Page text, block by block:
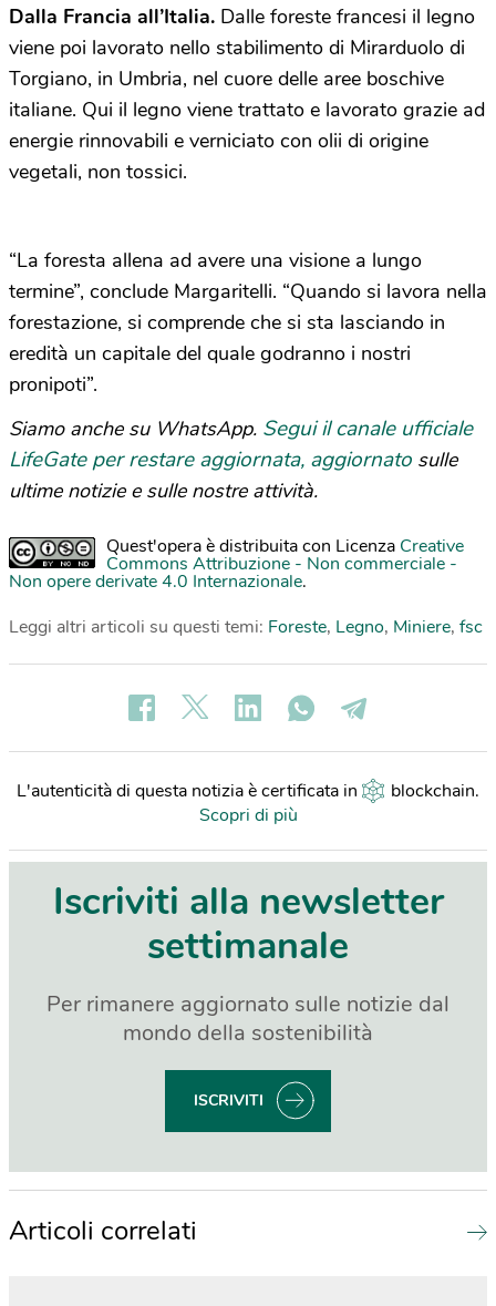
Dalla Francia all’Italia. Dalle foreste francesi il legno
viene poi lavorato nello stabilimento di Mirarduolo di
Torgiano, in Umbria, nel cuore delle aree boschive
italiane. Qui il legno viene trattato e lavorato grazie ad
energie rinnovabili e verniciato con olii di origine
vegetali, non tossici.
“La foresta allena ad avere una visione a lungo
termine”, conclude Margaritelli. “Quando si lavora nella
forestazione, si comprende che si sta lasciando in
eredità un capitale del quale godranno i nostri
pronipoti”.
Siamo anche su WhatsApp. Segui il canale ufficiale
LifeGate per restare aggiornata, aggiornato sulle
ultime notizie e sulle nostre attività.
Quest'opera è distribuita con Licenza Creative
Commons Attribuzione - Non commerciale -
Non opere derivate 4.0 Internazionale.
Leggi altri articoli su questi temi: Foreste, Legno, Miniere, fsc
L'autenticità di questa notizia è certificata in blockchain.
Scopri di più
Iscriviti alla newsletter
settimanale
Per rimanere aggiornato sulle notizie dal
mondo della sostenibilità
ISCRIVITI
Articoli correlati